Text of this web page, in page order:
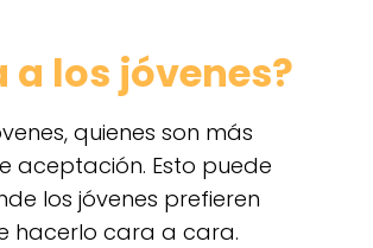
los jóvenes?
quienes son más
aceptación. Esto puede
los jóvenes prefieren
hacerlo cara a cara.